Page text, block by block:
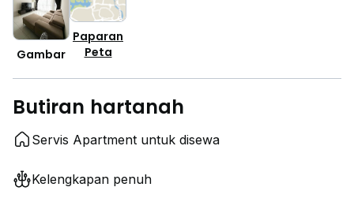
Gambar
Paparan
Peta
Butiran hartanah
Servis Apartment untuk disewa
Kelengkapan penuh